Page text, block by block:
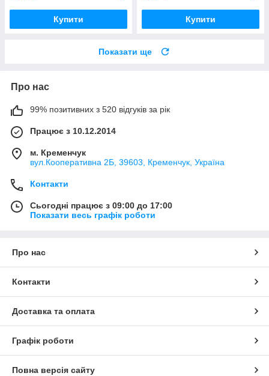
Купити Купити
Показати ще
Про нас
99% позитивних з 520 відгуків за рік
Працює з 10.12.2014
м. Кременчук
вул.Кооперативна 2Б, 39603, Кременчук, Україна
Контакти
Сьогодні працює з 09:00 до 17:00
Показати весь графік роботи
Про нас
Контакти
Доставка та оплата
Графік роботи
Повна версія сайту